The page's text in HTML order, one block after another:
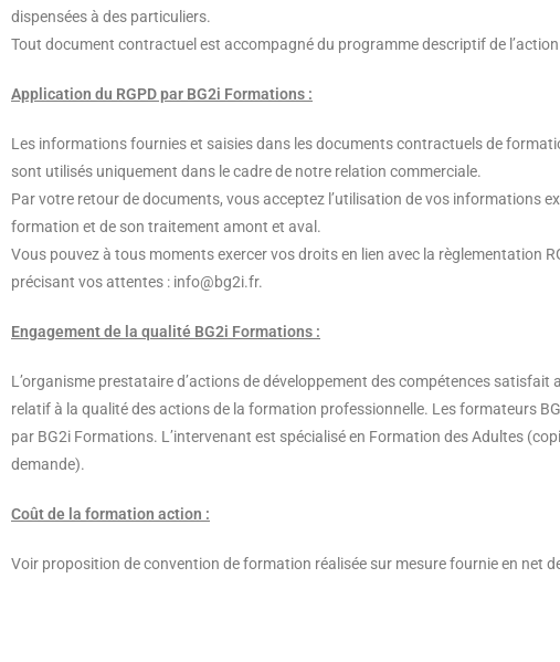
dispensées à des particuliers.
Tout document contractuel est accompagné du programme descriptif de
Application du RGPD par BG2i Formations :
Les informations fournies et saisies dans les documents contractuels de
sont utilisés uniquement dans le cadre de notre relation commerciale.
Par votre retour de documents, vous acceptez l’utilisation de vos informations
formation et de son traitement amont et aval.
Vous pouvez à tous moments exercer vos droits en lien avec la règlementation
précisant vos attentes : info@bg2i.fr.
Engagement de la qualité BG2i Formations :
L’organisme prestataire d’actions de développement des compétences satisfait
relatif à la qualité des actions de la formation professionnelle. Les formateurs
par BG2i Formations. L’intervenant est spécialisé en Formation des Adultes
demande).
Coût de la formation action :
Voir proposition de convention de formation réalisée sur mesure fournie en net